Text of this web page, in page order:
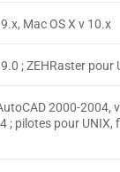
Mac OS X v 10.x
; ZEHRaster pour
2000-
pilotes pour